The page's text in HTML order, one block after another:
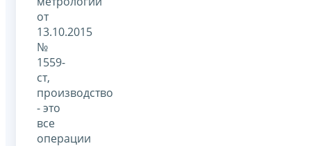
от
13.10.2015
№
1559-
ст,
производство
- это
все
операции